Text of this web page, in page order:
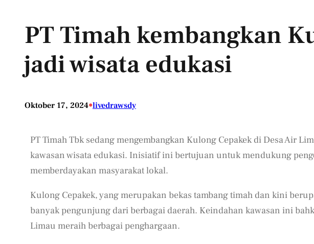
PT Timah kembangkan
jadi wisata edukasi
Oktober 17, 2024•livedrawsdy
PT Timah Tbk sedang mengembangkan Kulong Cepakek di Desa Air
kawasan wisata edukasi. Inisiatif ini bertujuan untuk mendukung
memberdayakan masyarakat lokal.
Kulong Cepakek, yang merupakan bekas tambang timah dan kini
banyak pengunjung dari berbagai daerah. Keindahan kawasan ini
Limau meraih berbagai penghargaan.